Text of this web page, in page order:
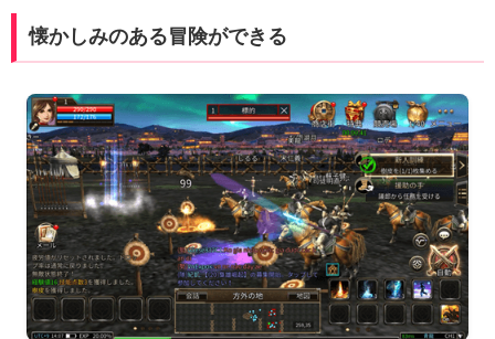
懐かしみのある冒険ができる